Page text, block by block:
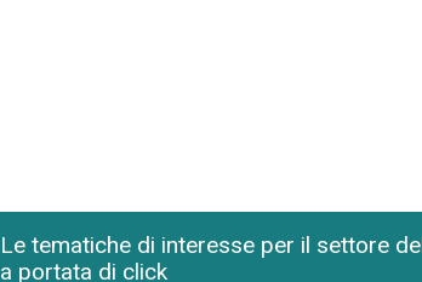
Le tematiche di interesse per il settore
a portata di click